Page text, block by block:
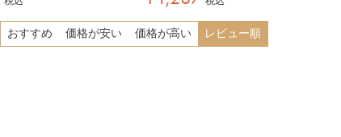
おすすめ 価格が安い 価格が高い レビュー順